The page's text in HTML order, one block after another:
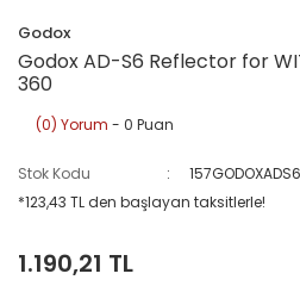
Godox
Godox AD-S6 Reflector for
360
(0) Yorum - 0 Puan
Stok Kodu
157GODOXADS6
*123,43 TL den başlayan taksitlerle!
1.190,21 TL